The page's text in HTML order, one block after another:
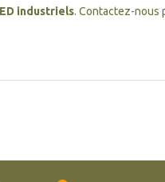
industriels. Contactez-nous